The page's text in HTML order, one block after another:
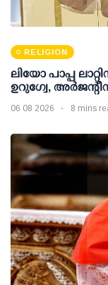
RELIGION
ലിയോ പാപ്പ
ഉറുഗ്വേ,
06 08 2026 8 mins